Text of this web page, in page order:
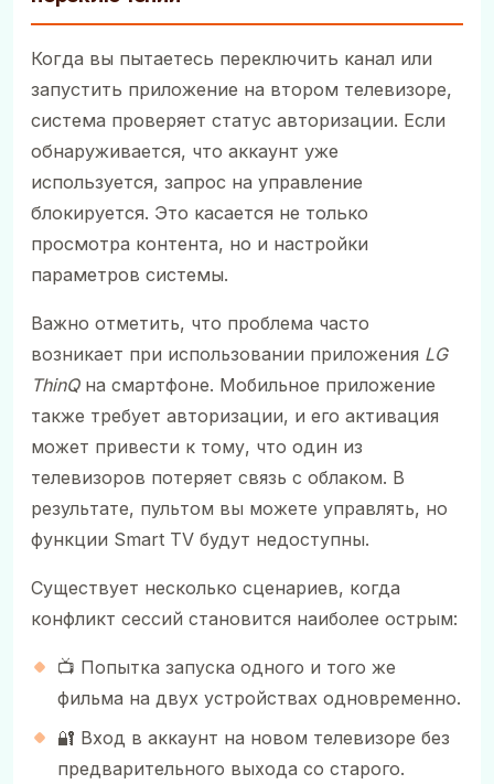
Когда вы пытаетесь переключить канал или
запустить приложение на втором телевизоре,
система проверяет статус авторизации. Если
обнаруживается, что аккаунт уже
используется, запрос на управление
блокируется. Это касается не только
просмотра контента, но и настройки
параметров системы.
Важно отметить, что проблема часто
возникает при использовании приложения LG
ThinQна смартфоне. Мобильное приложение
также требует авторизации, и его активация
может привести к тому, что один из
телевизоров потеряет связь с облаком. В
результате, пультом вы можете управлять, но
функции Smart TV будут недоступны.
Существует несколько сценариев, когда
конфликт сессий становится наиболее острым:
📺 Попытка запуска одного и того же
фильма на двух устройствах одновременно.
🔐 Вход в аккаунт на новом телевизоре без
предварительного выхода со старого.